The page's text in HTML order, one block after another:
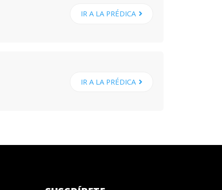
IR A LA PRÉDICA
IR A LA PRÉDICA